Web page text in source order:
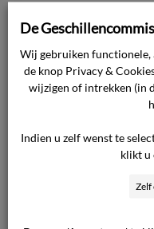
maar [naam
Op 8 december
aan [naam bedrijf]
2020 is het
aan [naam
De
Wij gebruiken functionele,
de knop Privacy &
wijzigen of intrekken (in
Indien u zelf wenst te
klikt u
Zelf